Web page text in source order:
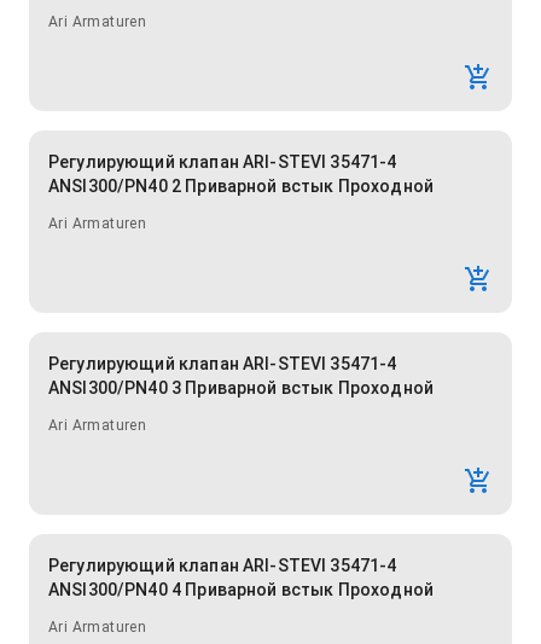
Ari Armaturen
Регулирующий клапан ARI-STEVI 35471-4
ANSI300/PN40 2 Приварной встык Проходной
Ari Armaturen
Регулирующий клапан ARI-STEVI 35471-4
ANSI300/PN40 3 Приварной встык Проходной
Ari Armaturen
Регулирующий клапан ARI-STEVI 35471-4
ANSI300/PN40 4 Приварной встык Проходной
Ari Armaturen